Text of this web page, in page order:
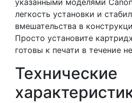
указанными моделями
легкость установки и
вмешательства в
Просто установите
готовы к печати в течение
Технические